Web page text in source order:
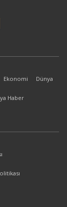
Ekonomi Dünya
Haber